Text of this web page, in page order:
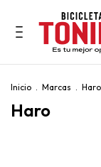
Inicio . Marcas . Haro
Haro